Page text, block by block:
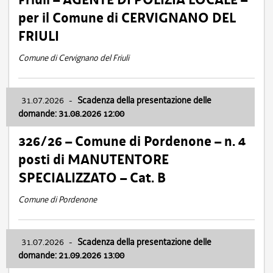
per il Comune di CERVIGNANO DEL
FRIULI
Comune di Cervignano del Friuli
31.07.2026 - Scadenza della presentazione delle
domande: 31.08.2026 12:00
326/26 – Comune di Pordenone – n. 4
posti di MANUTENTORE
SPECIALIZZATO – Cat. B
Comune di Pordenone
31.07.2026 - Scadenza della presentazione delle
domande: 21.09.2026 13:00